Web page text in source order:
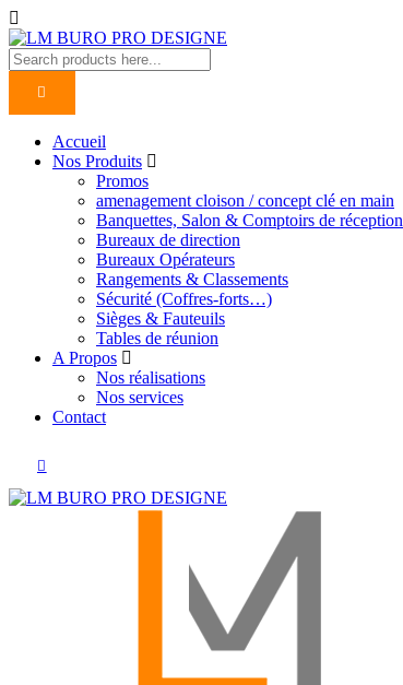
Accueil
Nos Produits
Promos
amenagement cloison / concept clé en main
Banquettes, Salon & Comptoirs de réception
Bureaux de direction
Bureaux Opérateurs
Rangements & Classements
Sécurité (Coffres-forts…)
Sièges & Fauteuils
Tables de réunion
A Propos
Nos réalisations
Nos services
Contact